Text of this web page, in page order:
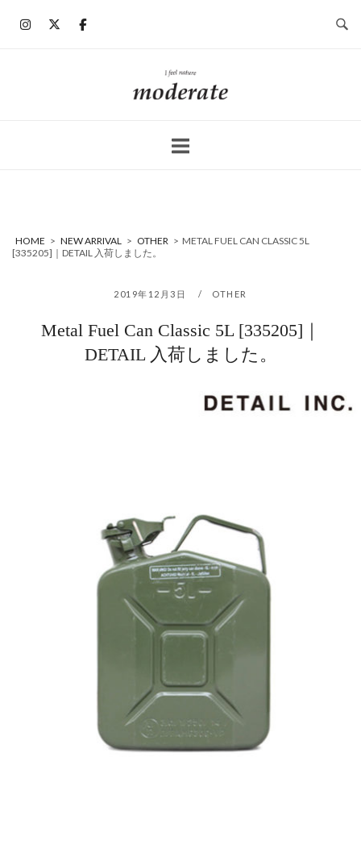
ホ
ー
HOME > NEW ARRIVAL > OTHER > METAL FUEL CAN CLASSIC 5L
[335205]｜DETAIL 入荷しました。
2019年12月3日 OTHER
Metal Fuel Can Classic 5L [335205]｜
DETAIL 入荷しました。